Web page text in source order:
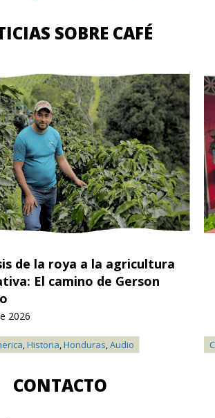
SOBRE CAFÉ
,Historia,Honduras,Audio
de la roya a la agricultura
El camino de Gerson
2026
CONTACTO